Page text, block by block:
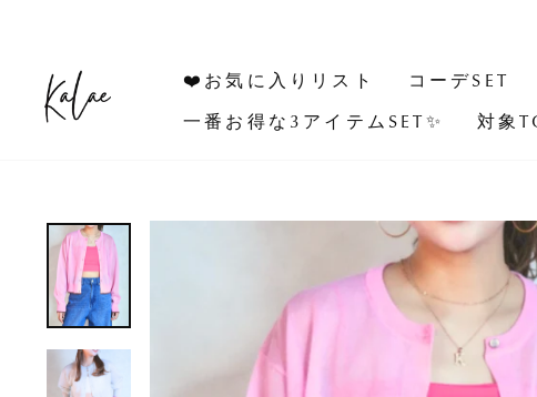
❤️お気に入りリスト コーデSET
一番お得な3アイテムSET✨
対象